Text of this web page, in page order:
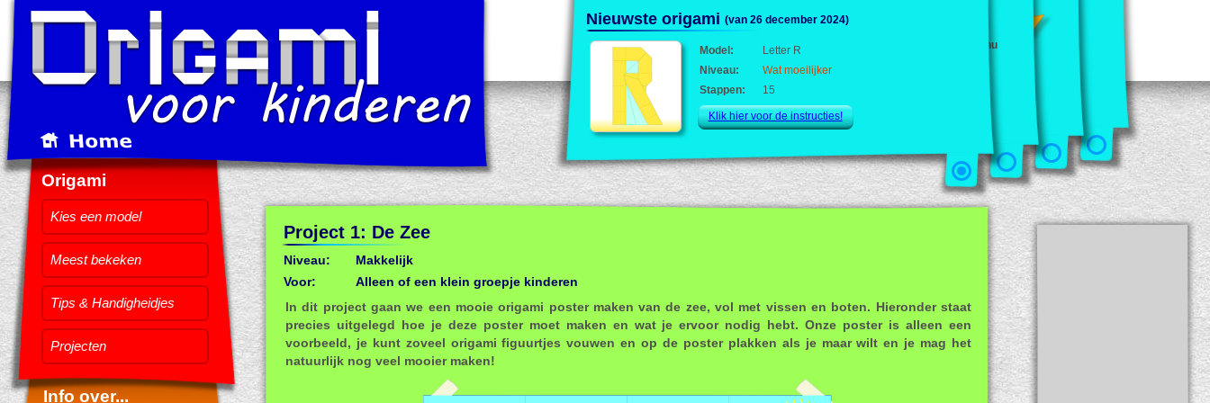
Nieuwste origami (van 26 december 2024)
Model:
Letter R
Niveau:
Wat moeilijker
Stappen:
15
Klik hier voor de instructies!
De printversie van Kerstman 4 is er!
Je kunt onze origami instructies van Kerstman 4 nu
Ga naar de instructies van Kerstman 4!
Vouw deze ster in
15 stappen met onze
superduidelijke instructies.
Klik hier om naar de instructies te gaan
Instructies voor het vouwen van alle
26 letters van het alfabet zijn nu
beschikbaar op onze website!
Ga naar alle modellen!
Origami
Kies een model
Meest bekeken
Tips & Handigheidjes
Projecten
Info over...
Project 1: De Zee
Niveau:
Makkelijk
Voor:
Alleen of een klein groepje kinderen
In dit project gaan we een mooie origami poster maken van de zee, vol met vissen en boten. Hieronder staat
precies uitgelegd hoe je deze poster moet maken en wat je ervoor nodig hebt. Onze poster is alleen een
voorbeeld, je kunt zoveel origami figuurtjes vouwen en op de poster plakken als je maar wilt en je mag het
natuurlijk nog veel mooier maken!